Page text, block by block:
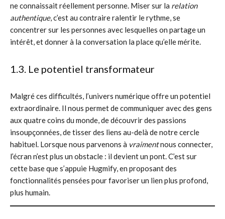
ne connaissait réellement personne. Miser sur la relation
authentique, c’est au contraire ralentir le rythme, se
concentrer sur les personnes avec lesquelles on partage un
intérêt, et donner à la conversation la place qu’elle mérite.
1.3. Le potentiel transformateur
Malgré ces difficultés, l’univers numérique offre un potentiel
extraordinaire. Il nous permet de communiquer avec des gens
aux quatre coins du monde, de découvrir des passions
insoupçonnées, de tisser des liens au-delà de notre cercle
habituel. Lorsque nous parvenons à vraimentnous connecter,
l’écran n’est plus un obstacle : il devient un pont. C’est sur
cette base que s’appuie Hugmify, en proposant des
fonctionnalités pensées pour favoriser un lien plus profond,
plus humain.